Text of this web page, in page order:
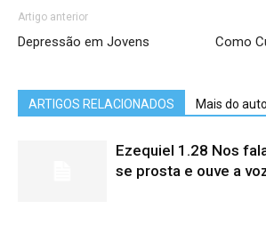
Artigo anterior
Depressão em Jovens Como
ARTIGOS RELACIONADOS Mais do
Ezequiel 1.28 Nos
se prosta e ouve a